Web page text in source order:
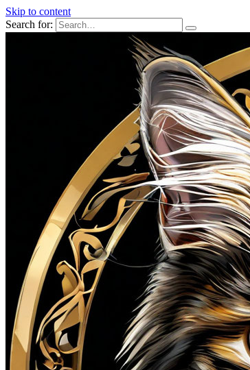
Skip to content
Search for: